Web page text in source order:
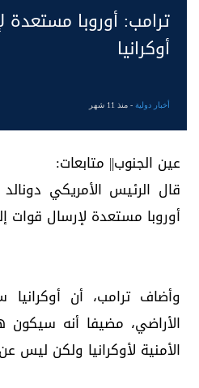
ترامب: أوروبا
أوكرانيا
أخبار دولية- منذ 11 شهر
عين الجنوب|| متابعات:
قال الرئيس الأمريكي دونالد
أوروبا مستعدة لإرسال قوات
وأضاف ترامب، أن
الأراضي، مضيفا أنه
الأمنية لأوكرانيا ولكن ليس